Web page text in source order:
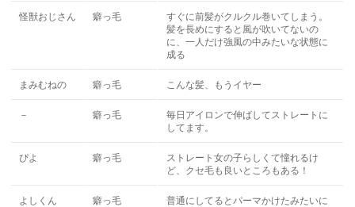
怪獣おじさん 癖っ毛
すぐに前髪がクルクル巻いてしまう。
髪を長めにすると風が吹いてないの
に、一人だけ強風の中みたいな状態に
成る
まみむねの 癖っ毛 こんな髪、もうイヤー
－ 癖っ毛
毎日アイロンで伸ばしてストレートに
してます。
ぴよ 癖っ毛
ストレート女の子らしくて憧れるけ
ど、クセ毛も良いところもある！
よしくん 癖っ毛
普通にしてるとパーマかけたみたいに